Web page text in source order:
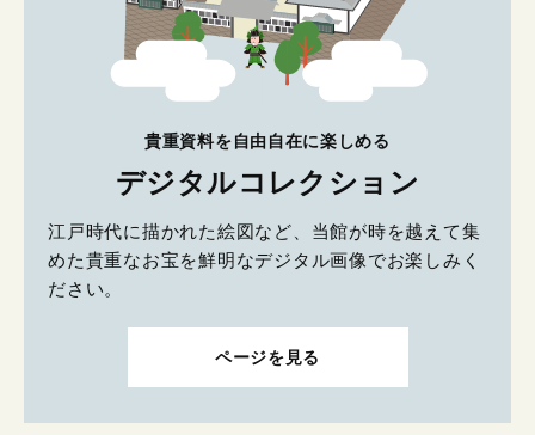
貴重資料を自由自在に楽しめる
デジタルコレクション
江戸時代に描かれた絵図など、当館が時を越えて集
めた貴重なお宝を鮮明なデジタル画像でお楽しみく
ださい。
ページを見る